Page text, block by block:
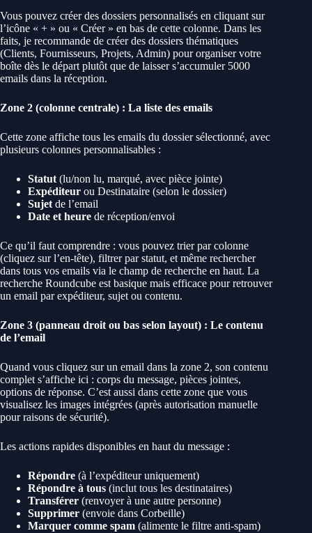
Vous pouvez créer des dossiers personnalisés en cliquant sur
l’icône « + » ou « Créer » en bas de cette colonne. Dans les
faits, je recommande de créer des dossiers thématiques
(Clients, Fournisseurs, Projets, Admin) pour organiser votre
boîte dès le départ plutôt que de laisser s’accumuler 5000
emails dans la réception.
Zone 2 (colonne centrale) : La liste des emails
Cette zone affiche tous les emails du dossier sélectionné, avec
plusieurs colonnes personnalisables :
Statut (lu/non lu, marqué, avec pièce jointe)
Expéditeur ou Destinataire (selon le dossier)
Sujet de l’email
Date et heure de réception/envoi
Ce qu’il faut comprendre : vous pouvez trier par colonne
(cliquez sur l’en-tête), filtrer par statut, et même rechercher
dans tous vos emails via le champ de recherche en haut. La
recherche Roundcube est basique mais efficace pour retrouver
un email par expéditeur, sujet ou contenu.
Zone 3 (panneau droit ou bas selon layout) : Le contenu
de l’email
Quand vous cliquez sur un email dans la zone 2, son contenu
complet s’affiche ici : corps du message, pièces jointes,
options de réponse. C’est aussi dans cette zone que vous
visualisez les images intégrées (après autorisation manuelle
pour raisons de sécurité).
Les actions rapides disponibles en haut du message :
Répondre (à l’expéditeur uniquement)
Répondre à tous (inclut tous les destinataires)
Transférer (renvoyer à une autre personne)
Supprimer (envoie dans Corbeille)
Marquer comme spam (alimente le filtre anti-spam)